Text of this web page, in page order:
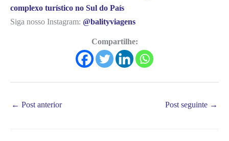
complexo turístico no Sul do País
Siga nosso Instagram: @balityviagens
Compartilhe:
← Post anterior Post seguinte →